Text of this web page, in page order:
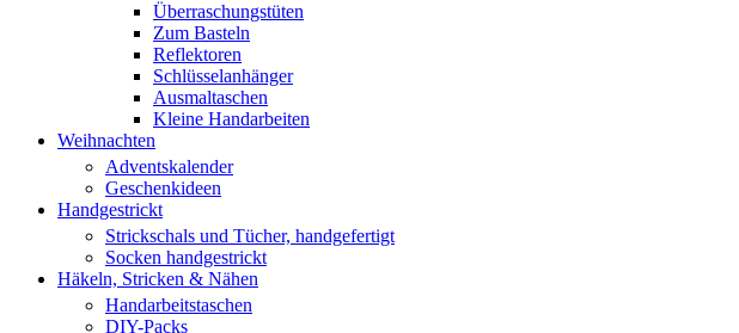
Überraschungstüten
Zum Basteln
Reflektoren
Schlüsselanhänger
Ausmaltaschen
Kleine Handarbeiten
Weihnachten
Adventskalender
Geschenkideen
Handgestrickt
Strickschals und Tücher, handgefertigt
Socken handgestrickt
Häkeln, Stricken & Nähen
Handarbeitstaschen
DIY-Packs